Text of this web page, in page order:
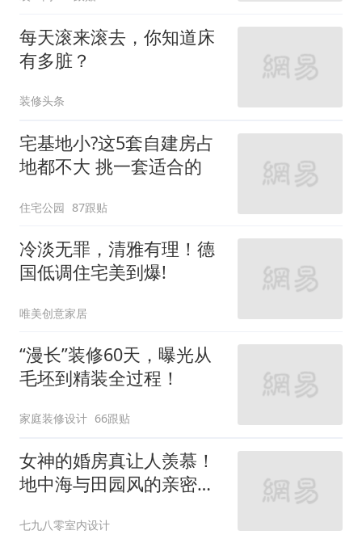
每天滚来滚去，你知道床
有多脏？
装修头条
宅基地小?这5套自建房占
地都不大 挑一套适合的
住宅公园 87跟贴
冷淡无罪，清雅有理！德
国低调住宅美到爆!
唯美创意家居
“漫长”装修60天，曝光从
毛坯到精装全过程！
家庭装修设计 66跟贴
女神的婚房真让人羡慕！
地中海与田园风的亲密接
七九八零室内设计